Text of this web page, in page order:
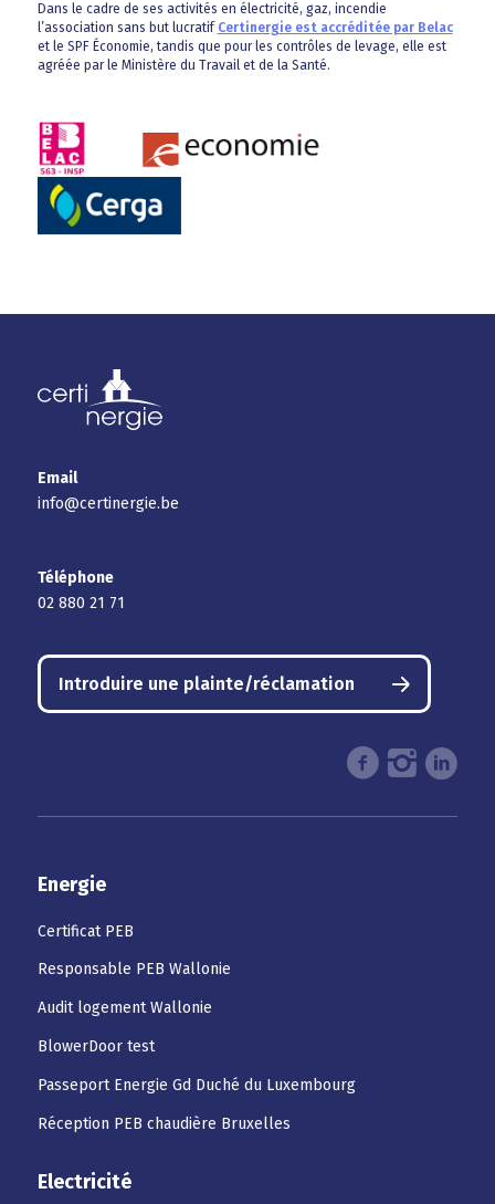
Dans le cadre de ses activités en électricité, gaz, incendie
l’association sans but lucratif Certinergie est accréditée par Belac
et le SPF Économie, tandis que pour les contrôles de levage, elle est
agréée par le Ministère du Travail et de la Santé.
Email
info@certinergie.be
Téléphone
02 880 21 71
Introduire une plainte/réclamation
Energie
Certificat PEB
Responsable PEB Wallonie
Audit logement Wallonie
BlowerDoor test
Passeport Energie Gd Duché du Luxembourg
Réception PEB chaudière Bruxelles
Electricité